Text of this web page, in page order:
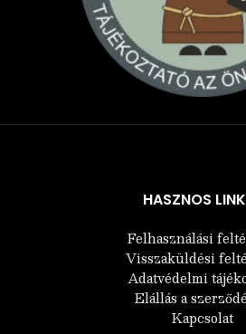
HASZNOS
Felhasználási
Visszaküldési
Adatvédelmi
Elállás a
Kapcsolat